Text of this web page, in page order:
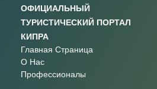
ОФИЦИАЛЬНЫЙ
ТУРИСТИЧЕСКИЙ ПОРТАЛ
КИПРА
Главная Страница
О Нас
Профессионалы